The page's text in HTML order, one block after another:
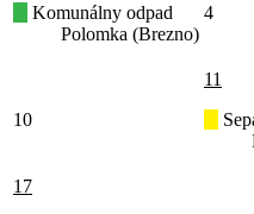
Komunálny odpad
Polomka (Brezno)
4
10
11
17